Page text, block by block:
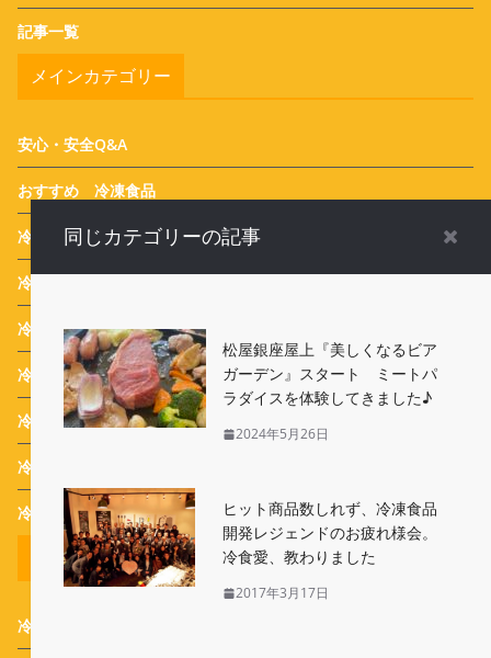
記事一覧
メインカテゴリー
安心・安全Q&A
おすすめ 冷凍食品
冷凍食品お弁当
冷凍食品活用レシピ
冷凍食品新商品
冷凍食品の歴史
冷凍食品ごはん
冷凍食品News
冷凍食品Event
全てのカテゴリー
冷凍食品関連ニュース
同じカテゴリーの記事
松屋銀座屋上『美しくなるビア
ガーデン』スタート ミートパ
ラダイスを体験してきました♪
2024年5月26日
ヒット商品数しれず、冷凍食品
開発レジェンドのお疲れ様会。
冷食愛、教わりました
2017年3月17日